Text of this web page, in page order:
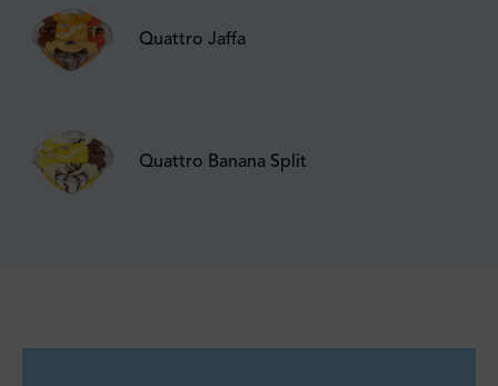
Quattro Jaffa
Quattro Banana Split